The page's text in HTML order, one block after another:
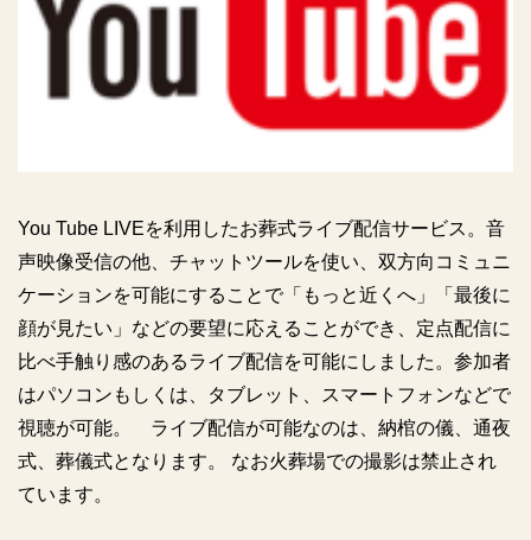
You Tube LIVEを利用したお葬式ライブ配信サービス。音
声映像受信の他、チャットツールを使い、双方向コミュニ
ケーションを可能にすることで「もっと近くへ」「最後に
顔が見たい」などの要望に応えることができ、定点配信に
比べ手触り感のあるライブ配信を可能にしました。参加者
はパソコンもしくは、タブレット、スマートフォンなどで
視聴が可能。 ライブ配信が可能なのは、納棺の儀、通夜
式、葬儀式となります。 なお火葬場での撮影は禁止され
ています。